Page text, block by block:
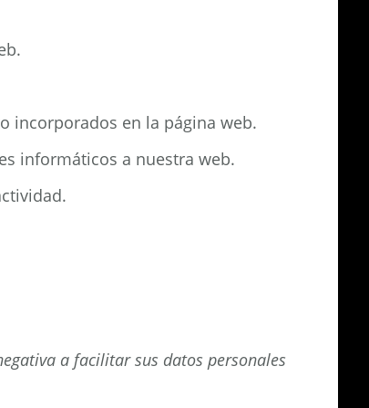
incorporados en la página web.
informáticos a nuestra web.
a facilitar sus datos personales